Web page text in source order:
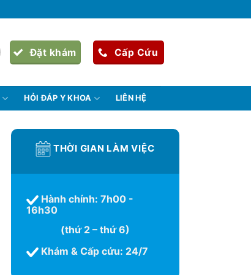
Đặt khám Cấp Cứu
HỎI ĐÁP Y KHOA LIÊN HỆ
THỜI GIAN LÀM VIỆC
Hành chính: 7h00 -
16h30
(thứ 2 – thứ 6)
Khám & Cấp cứu: 24/7